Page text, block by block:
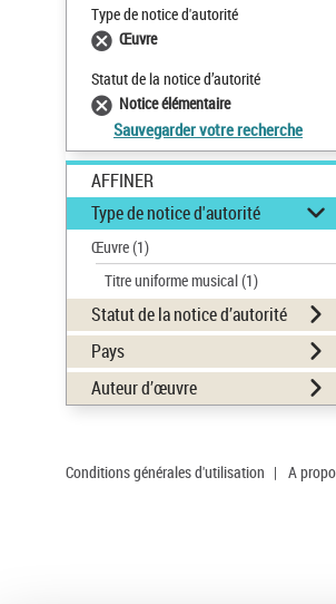
Type de notice d'autorité
Œuvre
Statut de la notice d’autorité
Notice élémentaire
Sauvegarder votre recherche
AFFINER
Type de notice d'autorité
Œuvre(1)
Titre uniforme musical(1)
Statut de la notice d’autorité
Pays
Auteur d’œuvre
Conditions générales d'utilisation | A